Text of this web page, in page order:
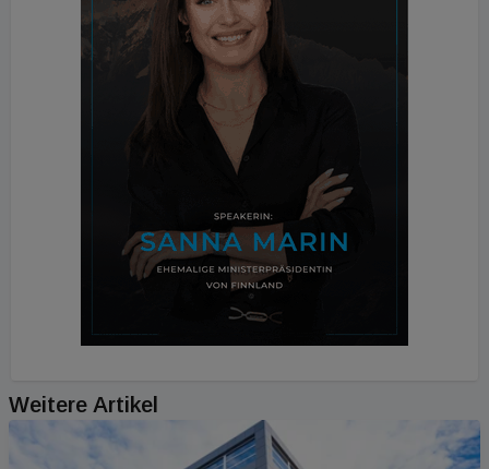
Weitere Artikel